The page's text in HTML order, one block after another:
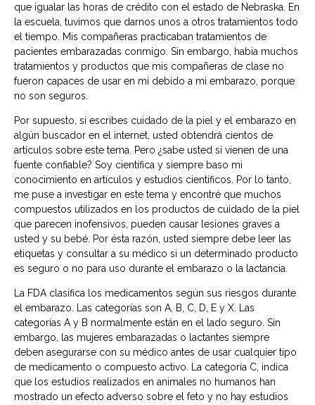
que igualar las horas de crédito con el estado de Nebraska. En
la escuela, tuvimos que darnos unos a otros tratamientos todo
el tiempo. Mis compañeras practicaban tratamientos de
pacientes embarazadas conmigo. Sin embargo, había muchos
tratamientos y productos que mis compañeras de clase no
fueron capaces de usar en mí debido a mi embarazo, porque
no son seguros.
Por supuesto, si escribes cuidado de la piel y el embarazo en
algún buscador en el internet, usted obtendrá cientos de
artículos sobre este tema. Pero ¿sabe usted si vienen de una
fuente confiable? Soy científica y siempre baso mi
conocimiento en artículos y estudios científicos. Por lo tanto,
me puse a investigar en este tema y encontré que muchos
compuestos utilizados en los productos de cuidado de la piel
que parecen inofensivos, pueden causar lesiones graves a
usted y su bebé. Por ésta razón, usted siempre debe leer las
etiquetas y consultar a su médico si un determinado producto
es seguro o no para uso durante el embarazo o la lactancia.
La FDA clasifica los medicamentos según sus riesgos durante
el embarazo. Las categorías son A, B, C, D, E y X. Las
categorías A y B normalmente están en el lado seguro. Sin
embargo, las mujeres embarazadas o lactantes siempre
deben asegurarse con su médico antes de usar cualquier tipo
de medicamento o compuesto activo. La categoría C, indica
que los estudios realizados en animales no humanos han
mostrado un efecto adverso sobre el feto y no hay estudios